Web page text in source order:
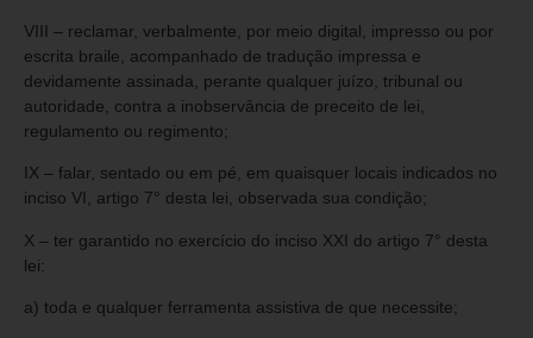
VIII – reclamar, verbalmente, por meio digital, impresso ou por
escrita braile, acompanhado de tradução impressa e
devidamente assinada, perante qualquer juízo, tribunal ou
autoridade, contra a inobservância de preceito de lei,
regulamento ou regimento;
IX – falar, sentado ou em pé, em quaisquer locais indicados no
inciso VI, artigo 7° desta lei, observada sua condição;
X – ter garantido no exercício do inciso XXI do artigo 7° desta
lei:
a) toda e qualquer ferramenta assistiva de que necessite;